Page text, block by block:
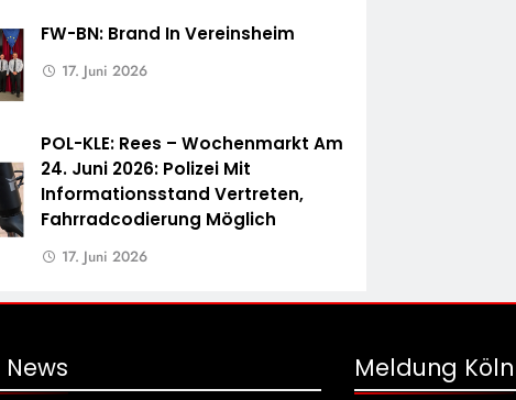
FW-BN: Brand In Vereinsheim
17. Juni 2026
POL-KLE: Rees – Wochenmarkt Am
24. Juni 2026: Polizei Mit
Informationsstand Vertreten,
Fahrradcodierung Möglich
17. Juni 2026
News Meldung Köln